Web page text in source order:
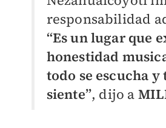
responsabilidad
“Es un lugar que
honestidad
todo se escucha y
siente”, dijo a